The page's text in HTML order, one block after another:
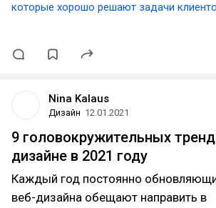
которые хорошо решают задачи
Nina Kalaus
Дизайн 12.01.2021
9 головокружительных
дизайне в 2021 году
Каждый год постоянно
веб-дизайна обещают направить в